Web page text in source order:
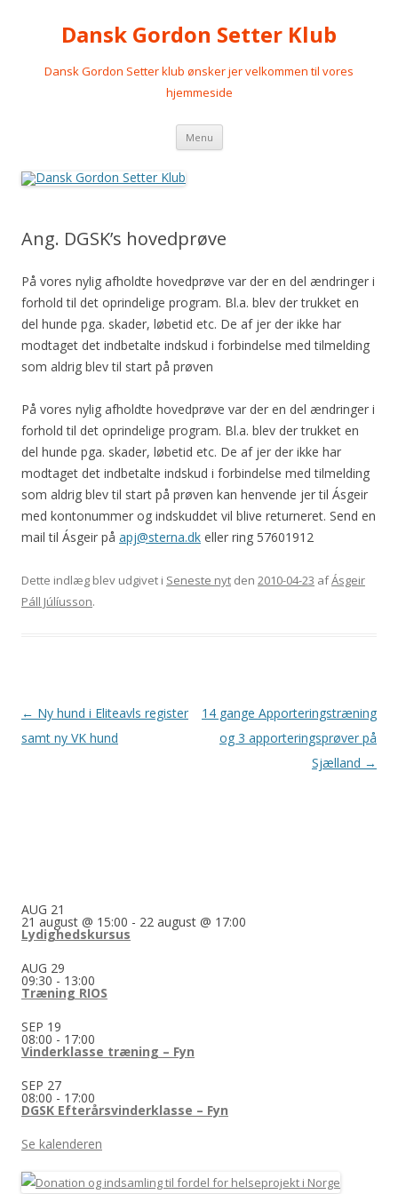
Dansk Gordon Setter Klub
Dansk Gordon Setter klub ønsker jer velkommen til vores
hjemmeside
Menu Videre
indhold
Ang. DGSK’s hovedprøve
På vores nylig afholdte hovedprøve var der en del ændringer i
forhold til det oprindelige program. Bl.a. blev der trukket en
del hunde pga. skader, løbetid etc. De af jer der ikke har
modtaget det indbetalte indskud i forbindelse med tilmelding
som aldrig blev til start på prøven
På vores nylig afholdte hovedprøve var der en del ændringer i
forhold til det oprindelige program. Bl.a. blev der trukket en
del hunde pga. skader, løbetid etc. De af jer der ikke har
modtaget det indbetalte indskud i forbindelse med tilmelding
som aldrig blev til start på prøven kan henvende jer til Ásgeir
med kontonummer og indskuddet vil blive returneret. Send en
mail til Ásgeir på apj@sterna.dk eller ring 57601912
Dette indlæg blev udgivet i Seneste nyt den 2010-04-23 afÁsgeir
Páll Júlíusson.
Indlægsnavigation
← Ny hund i Eliteavls register
samt ny VK hund
14 gange Apporteringstræning
og 3 apporteringsprøver på
Sjælland →
AUG 21
21 august @ 15:00 - 22 august @ 17:00
Lydighedskursus
AUG 29
09:30 - 13:00
Træning RIOS
SEP 19
08:00 - 17:00
Vinderklasse træning – Fyn
SEP 27
08:00 - 17:00
DGSK Efterårsvinderklasse – Fyn
Se kalenderen